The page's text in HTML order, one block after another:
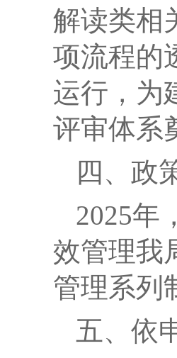
解读类相
项流程的
运行，为
评审体系
四、政
2025年
效管理我
管理系列
五、依